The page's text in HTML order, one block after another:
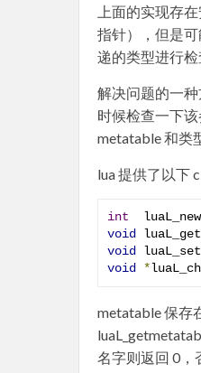
上面的实现存
指针），但是
递的类型进行检
解决问题的一
时候检查一下
metatable 和类
lua 提供了以下
int
void
void
void
*
metatable 保存
名字则返回 0，